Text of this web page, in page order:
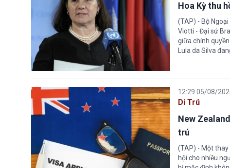
Hoa Kỳ thu
(TAP) - Bộ
Viotti - Đại sứ
giữa chính
Lula da Silva
12:29 05/08/
Di Trú
New
trú
(TAP) - Một
hội cho nhiều